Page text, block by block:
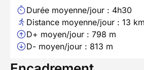
Durée moyenne/jour : 4h30
Distance moyenne/jour : 13 km
D+ moyen/jour : 798 m
D- moyen/jour : 813 m